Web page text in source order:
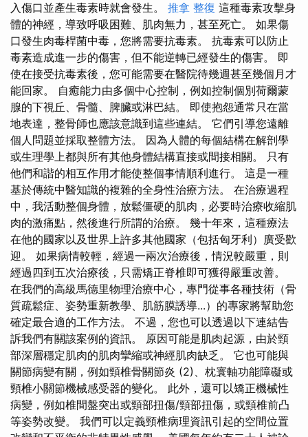
入傷口並產生毒素時就會發生。 推拿 整復 這種毒素攻擊身
體的神經，導致呼吸困難、肌肉無力，甚至死亡。 如果傷
口發生肉毒桿菌中毒，您將需要抗毒素。 抗毒素可以防止
毒素造成進一步的傷害，但不能逆轉已經發生的傷害。 即
使在接受抗毒素後，您可能需要在醫院待幾週甚至幾個月才
能回家。 自癒能力由多個中心控制，例如控制個別荷爾蒙
腺的下視丘、骨髓、脾臟或淋巴結。 即使抱怨通常只在當
地表達，整骨師也應該意識到這些連結。 它們引導您遠離
個人問題並採取整體方法。 因為人體的每個結構在解剖學
或生理學上都與所有其他身體結構直接或間接相關。 只有
他們和諧的相互作用才能使整個事情順利進行。 這是一種
基於傳統中醫知識的複雜的全身性治療方法。 在治療過程
中，我活動整個身體，放鬆僵硬的肌肉，必要時治療收縮肌
肉的激痛點，然後進行所謂的治療。 幾十年來，這種療法
在他的國家以及世界上許多其他國家（包括匈牙利）廣受歡
迎。 如果病情較輕，經過一兩次治療後，情況較嚴重，則
經過四到五次治療後，只需矯正脊椎即可獲得嚴重改善。
在我們的高級馬德里物理治療中心，專門從事各種技術（骨
質疏鬆症、姿勢重新教學、肌筋膜誘導...）的專家將幫助您
確定最合適的工作方法。 不過，您也可以透過以下連結告
訴我們有關該案例的資訊。 原因可能是肌肉起源，由於頸
部深層穩定肌肉的肌肉攣縮或神經肌肉缺乏。 它也可能與
關節病變有關，例如頸椎骨關節炎 (2)、枕寰軸功能障礙或
頸椎小關節機械感受器的變化。 此外，還可以矯正機械性
病變，例如椎間盤突出或頸部扭傷/頸部扭傷，或頸椎前凸
等姿勢改變。 我們可以定義頸椎病理資訊引起的空間位置